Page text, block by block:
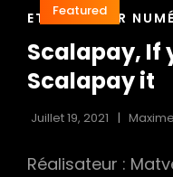
Featured
CAT
ETALONNEUR
Scalapay, If
Scalapay it
Juillet 19, 2021
Réalisateur :